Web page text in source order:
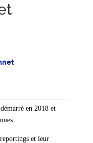
en 2018 et
et leur